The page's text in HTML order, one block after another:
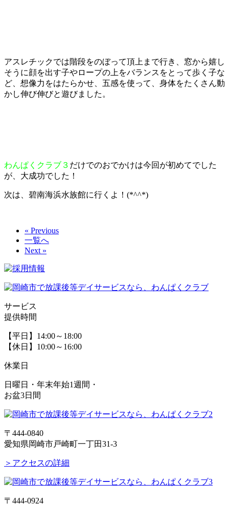
アスレチックでは階段をのぼって頂上まで行き、窓から嬉し
そうに顔を出す子やロープの上をバランスをとって歩く子な
ど、想像力をはたらかせ、五感を使って、身体をたくさん動
かし伸び伸びと遊びました。
わんぱくクラブ３ だけでのおでかけは今回が初めてでした
が、大成功でした！
次は、碧南海浜水族館に行くよ！(*^^*)
« Previous
一覧へ
Next »
サービス
提供時間
【平日】14:00～18:00
【休日】10:00～16:00
休業日
日曜日・年末年始1週間・
お盆3日間
〒444-0840
愛知県岡崎市戸崎町一丁田31-3
＞アクセスの詳細
〒444-0924